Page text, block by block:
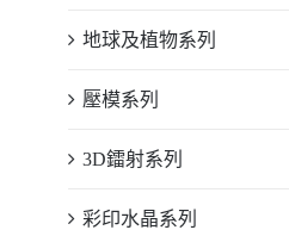
地球及植物系列
壓模系列
3D鐳射系列
彩印水晶系列